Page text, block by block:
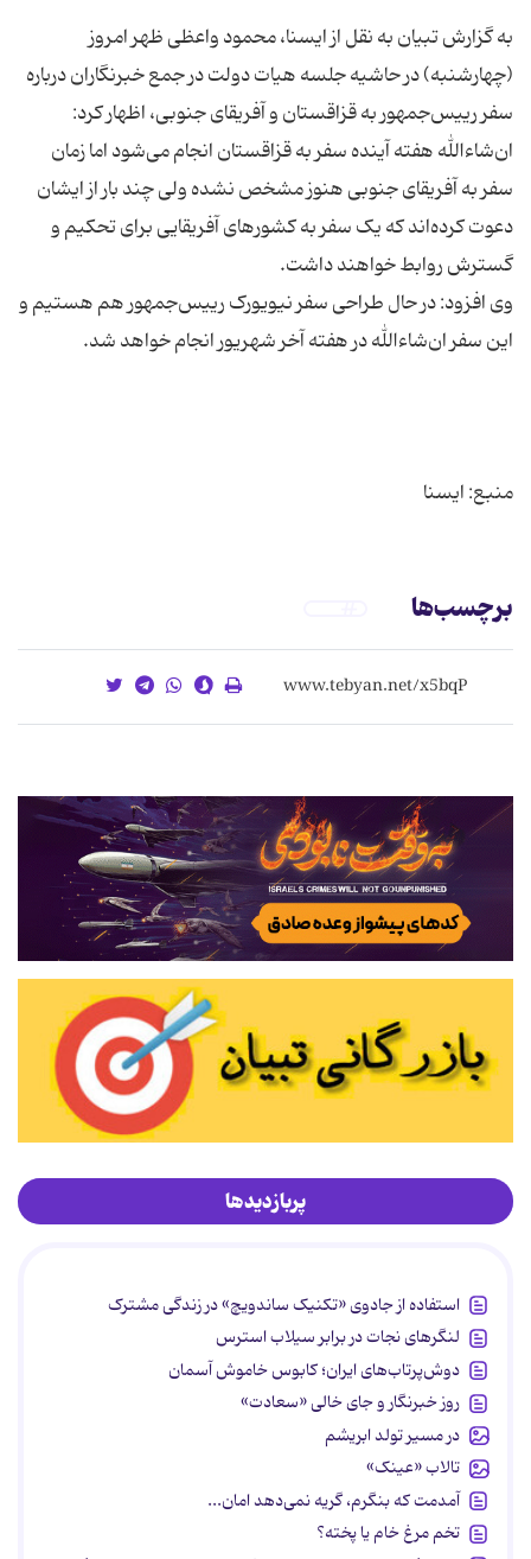
به گزارش تبیان به نقل از ایسنا، محمود واعظی ظهر امروز
(چهارشنبه) در حاشیه جلسه هیات دولت در جمع خبرنگاران درباره
سفر رییس‌جمهور به قزاقستان و آفریقای جنوبی، اظهار کرد:
ان‌شاءالله هفته آینده سفر به قزاقستان انجام می‌شود اما زمان
سفر به آفریقای جنوبی هنوز مشخص نشده ولی چند بار از ایشان
دعوت کرده‌اند که یک سفر به کشورهای آفریقایی برای تحکیم و
وی افزود: در حال طراحی سفر نیویورک رییس‌جمهور هم هستیم و
منبع: ایسنا
برچسب‌ها
پربازدیدها
استفاده از جادوی «تکنیک ساندویچ» در زندگی مشترک
لنگرهای نجات در برابر سیلاب استرس
دوش‌پرتاب‌های ایران؛ کابوس خاموش آسمان
روز خبرنگار و جای خالی «سعادت»
در مسیر تولد ابریشم
تالاب «عینک»
آمدمت که بنگرم، گریه نمی‌دهد امان...
تخم مرغ خام یا پخته؟